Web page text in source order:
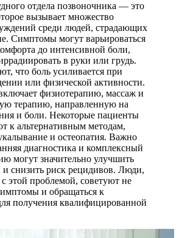
отдела позвоночника — это
вызывает множество
среди людей, страдающих
Симптомы могут варьироваться
до интенсивной боли,
в руки или грудь.
что боль усиливается при
или физической активности.
физиотерапию, массаж и
терапию, направленную на
и боли. Некоторые пациенты
к альтернативным методам,
и остеопатия. Важно
диагностика и комплексный
могут значительно улучшить
и снизить риск рецидивов. Люди,
этой проблемой, советуют не
и обращаться к
получения квалифицированной